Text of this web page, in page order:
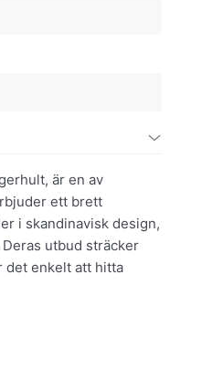
är en av
ett brett
i skandinavisk design,
utbud sträcker
det enkelt att hitta